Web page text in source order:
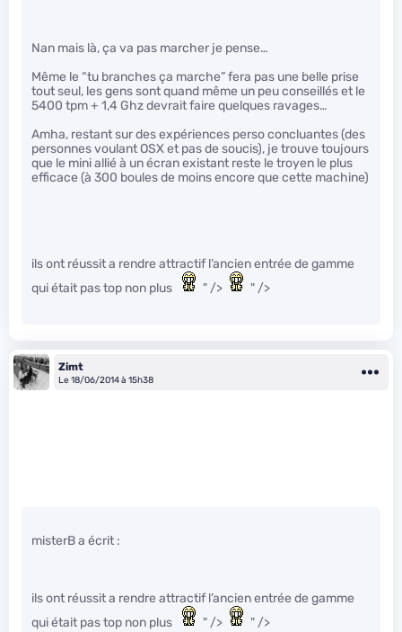
Nan mais là, ça va pas marcher je pense…
Même le “tu branches ça marche” fera pas une belle prise
tout seul, les gens sont quand même un peu conseillés et le
5400 tpm + 1,4 Ghz devrait faire quelques ravages…
Amha, restant sur des expériences perso concluantes (des
personnes voulant OSX et pas de soucis), je trouve toujours
que le mini allié à un écran existant reste le troyen le plus
efficace (à 300 boules de moins encore que cette machine)
ils ont réussit a rendre attractif l’ancien entrée de gamme
qui était pas top non plus
" /> " />
Zimt
Le 18/06/2014 à 15h38
misterB a écrit :
ils ont réussit a rendre attractif l’ancien entrée de gamme
qui était pas top non plus
" /> " />